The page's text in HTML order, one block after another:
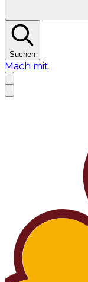
Suchen
Mach mit